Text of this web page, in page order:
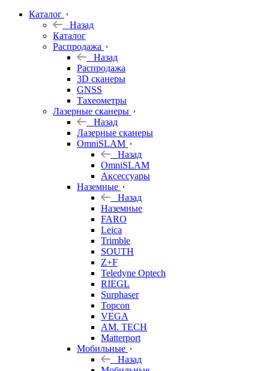
по задачам
Архив
Геодезическое
оборудование
Каталог
Назад
Каталог
Распродажа
Назад
Распродажа
3D сканеры
GNSS
Тахеометры
Лазерные сканеры
Назад
Лазерные сканеры
OmniSLAM
Назад
OmniSLAM
Аксессуары
Наземные
Назад
Наземные
FARO
Leica
Trimble
SOUTH
Z+F
Teledyne Optech
RIEGL
Surphaser
Topcon
VEGA
AM. TECH
Matterport
Мобильные
Назад